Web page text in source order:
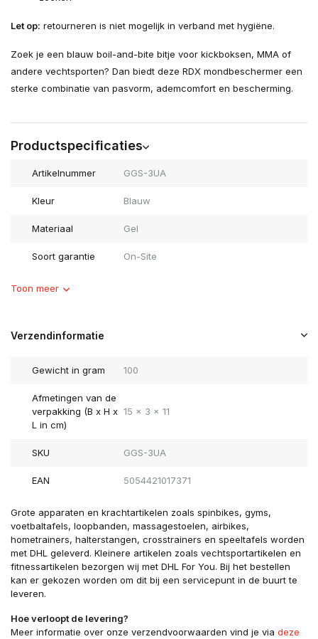
Let op: retourneren is niet mogelijk in verband met hygiëne.
Zoek je een blauw boil-and-bite bitje voor kickboksen, MMA of
andere vechtsporten? Dan biedt deze RDX mondbeschermer een
sterke combinatie van pasvorm, ademcomfort en bescherming.
Productspecificaties
Artikelnummer GGS-3UA
Kleur Blauw
Materiaal Gel
Soort garantie On-Site
Toon meer
Verzendinformatie
Gewicht in gram 100
Afmetingen van de
verpakking (B x H x
L in cm)
15 x 3 x 11
SKU GGS-3UA
EAN 5054421017371
Grote apparaten en krachtartikelen zoals spinbikes, gyms,
voetbaltafels, loopbanden, massagestoelen, airbikes,
hometrainers, halterstangen, crosstrainers en speeltafels worden
met DHL geleverd. Kleinere artikelen zoals vechtsportartikelen en
fitnessartikelen bezorgen wij met DHL For You. Bij het bestellen
kan er gekozen worden om dit bij een servicepunt in de buurt te
leveren.
Hoe verloopt de levering?
Meer informatie over onze verzendvoorwaarden vind je via deze